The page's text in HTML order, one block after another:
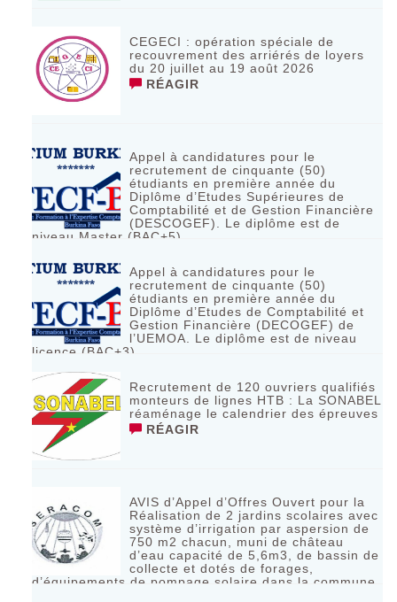
CEGECI : opération spéciale de
recouvrement des arriérés de loyers
du 20 juillet au 19 août 2026
RÉAGIR
Appel à candidatures pour le
recrutement de cinquante (50)
étudiants en première année du
Diplôme d’Etudes Supérieures de
Comptabilité et de Gestion Financière
(DESCOGEF). Le diplôme est de
niveau Master (BAC+5)
Appel à candidatures pour le
recrutement de cinquante (50)
étudiants en première année du
Diplôme d’Etudes de Comptabilité et
Gestion Financière (DECOGEF) de
l’UEMOA. Le diplôme est de niveau
licence (BAC+3)
Recrutement de 120 ouvriers qualifiés
monteurs de lignes HTB : La SONABEL
réaménage le calendrier des épreuves
RÉAGIR
AVIS d’Appel d’Offres Ouvert pour la
Réalisation de 2 jardins scolaires avec
système d’irrigation par aspersion de
750 m2 chacun, muni de château
d’eau capacité de 5,6m3, de bassin de
collecte et dotés de forages,
d’équipements de pompage solaire dans la commune